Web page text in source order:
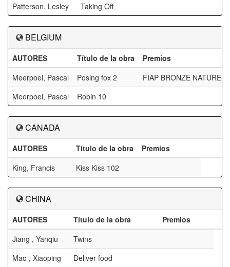
Patterson, Lesley
Taking Off
BELGIUM
AUTORES Título de la obra
Premios
Meerpoel, Pascal
Posing fox 2
FIAP BRONZE NATURE
Meerpoel, Pascal
Robin 10
CANADA
AUTORES Título de la obra
Premios
King, Francis
Kiss Kiss 102
CHINA
AUTORES Título de la obra
Premios
Jiang , Yanqiu
Twins
Mao , Xiaoping
Deliver food